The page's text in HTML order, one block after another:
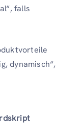
falls
dynamisch“,